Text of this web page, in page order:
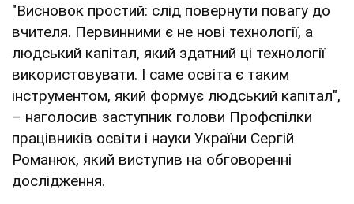
"Висновок простий: слід повернути повагу до
вчителя. Первинними є не нові технології, а
людський капітал, який здатний ці технології
використовувати. І саме освіта є таким
інструментом, який формує людський капітал",
– наголосив заступник голови Профспілки
працівників освіти і науки України Сергій
Романюк, який виступив на обговоренні
дослідження.